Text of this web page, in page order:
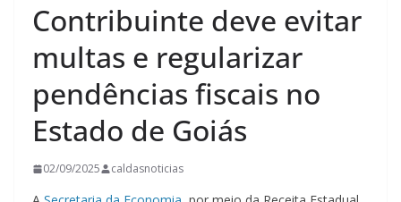
Contribuinte deve evitar
multas e regularizar
pendências fiscais no
Estado de Goiás
02/09/2025 caldasnoticias